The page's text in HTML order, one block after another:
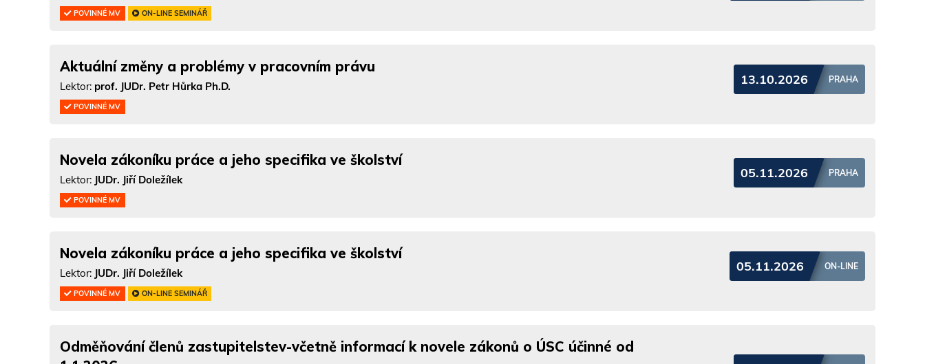
POVINNÉ MV ON-LINE SEMINÁŘ
Aktuální změny a problémy v pracovním právu
Lektor: prof. JUDr. Petr Hůrka Ph.D.
POVINNÉ MV
13.10.2026 PRAHA
Novela zákoníku práce a jeho specifika ve školství
Lektor: JUDr. Jiří Doležílek
POVINNÉ MV
05.11.2026 PRAHA
Novela zákoníku práce a jeho specifika ve školství
Lektor: JUDr. Jiří Doležílek
POVINNÉ MV ON-LINE SEMINÁŘ
05.11.2026 ON-LINE
Odměňování členů zastupitelstev-včetně informací k novele zákonů o ÚSC účinné od